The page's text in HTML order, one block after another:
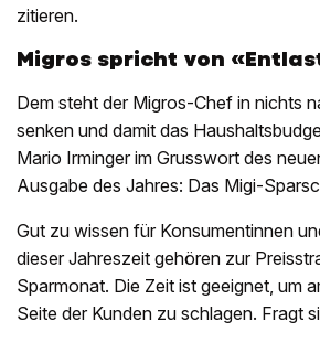
zitieren.
Migros spricht von
Dem steht der Migros-Chef in nichts
senken und damit das
Mario Irminger im Grusswort des
Ausgabe des Jahres: Das Migi-
Gut zu wissen für Konsumentinnen
dieser Jahreszeit gehören zur
Sparmonat. Die Zeit ist geeignet, um
Seite der Kunden zu schlagen. Fragt